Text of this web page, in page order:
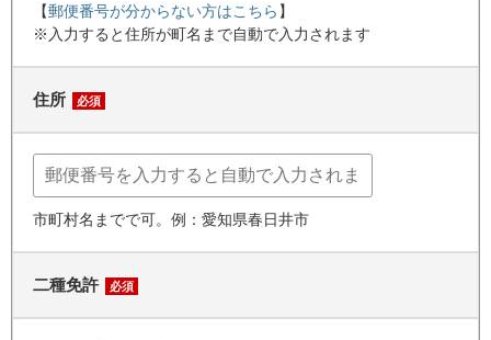
【郵便番号が分からない方はこちら 】
※入力すると住所が町名まで自動で入力されます
住所 必須
市町村名までで可。例：愛知県春日井市
二種免許 必須